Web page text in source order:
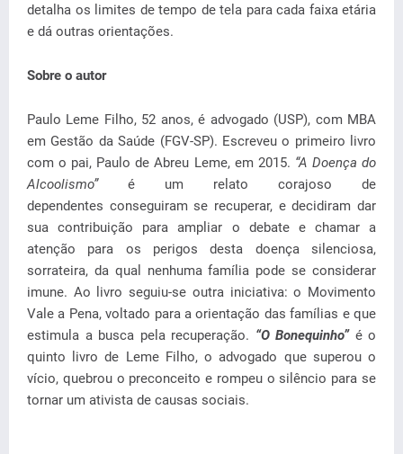
detalha os limites de tempo de tela para cada faixa etária
e dá outras orientações.
Sobre o autor
Paulo Leme Filho, 52 anos, é advogado (USP), com MBA
em Gestão da Saúde (FGV-SP). Escreveu o primeiro livro
com o pai, Paulo de Abreu Leme, em 2015. “A Doença do
Alcoolismo”é um relato corajoso de
dependentes conseguiram se recuperar, e decidiram dar
sua contribuição para ampliar o debate e chamar a
atenção para os perigos desta doença silenciosa,
sorrateira, da qual nenhuma família pode se considerar
imune. Ao livro seguiu-se outra iniciativa: o Movimento
Vale a Pena, voltado para a orientação das famílias e que
estimula a busca pela recuperação. “O Bonequinho”é o
quinto livro de Leme Filho, o advogado que superou o
vício, quebrou o preconceito e rompeu o silêncio para se
tornar um ativista de causas sociais.